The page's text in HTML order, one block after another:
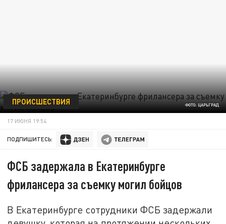
ФОТО: ЦАРЬГРАД
ПРОИСШЕСТВИЯ
17 ИЮНЯ 19:54
ПОДПИШИТЕСЬ:
ФСБ задержала в Екатеринбурге
фрилансера за съемку могил бойцов
В Екатеринбурге сотрудники ФСБ задержали